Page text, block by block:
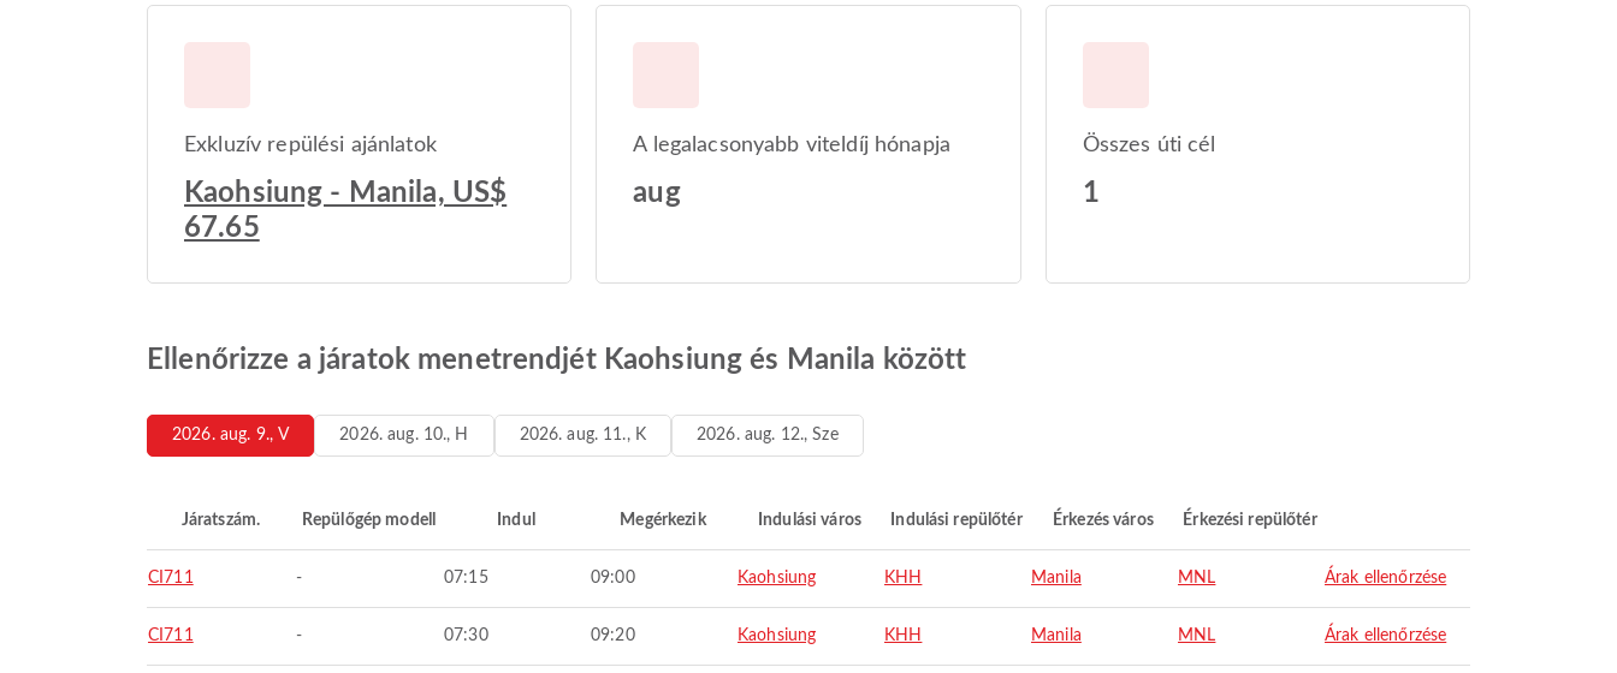
Exkluzív repülési ajánlatok
Kaohsiung - Manila, US$
67.65
A legalacsonyabb viteldíj hónapja
aug
Összes úti cél
1
Ellenőrizze a járatok menetrendjét Kaohsiung és Manila között
2026. aug. 9., V 2026. aug. 10., H 2026. aug. 11., K 2026. aug. 12., Sze
Járatszám. Repülőgép modell Indul Megérkezik Indulási város Indulási repülőtér Érkezés város Érkezési repülőtér
CI711 - 07:15 09:00 Kaohsiung KHH Manila MNL Árak ellenőrzése
CI711 - 07:30 09:20 Kaohsiung KHH Manila MNL Árak ellenőrzése